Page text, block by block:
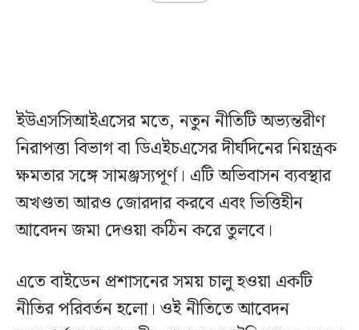
ইউএসসিআইএসের মতে, নতুন নীতিটি অভ্যন্তরীণ
নিরাপত্তা বিভাগ বা ডিএইচএসের দীর্ঘদিনের নিয়ন্ত্রক
ক্ষমতার সঙ্গে সামঞ্জস্যপূর্ণ। এটি অভিবাসন ব্যবস্থার
অখণ্ডতা আরও জোরদার করবে এবং ভিত্তিহীন
আবেদন জমা দেওয়া কঠিন করে তুলবে।
এতে বাইডেন প্রশাসনের সময় চালু হওয়া একটি
নীতির পরিবর্তন হলো। ওই নীতিতে আবেদন